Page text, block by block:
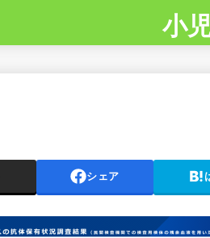
小
シェア